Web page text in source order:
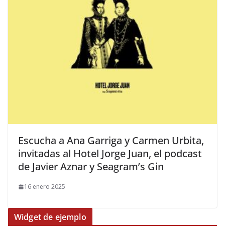
​Escucha a Ana Garriga y Carmen Urbita,
invitadas al Hotel Jorge Juan, el podcast
de Javier Aznar y Seagram’s Gin
16 enero 2025
Widget de ejemplo